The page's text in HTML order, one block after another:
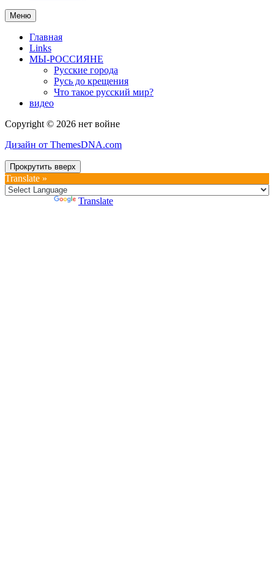
Меню
Главная
Links
МЫ-РОССИЯНЕ
Русские города
Русь до крещения
Что такое русский мир?
видео
Copyright © 2026 нет войне
Дизайн от ThemesDNA.com
Прокрутить вверх
Translate »
Translate